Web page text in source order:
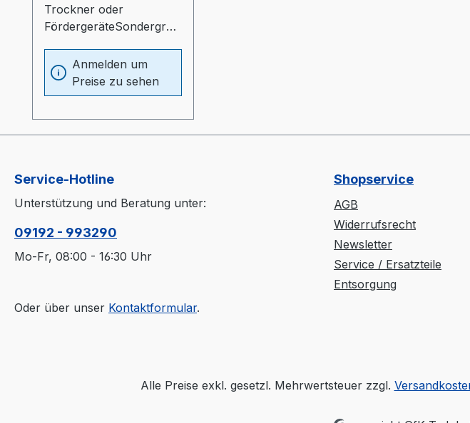
Trockner oder
FördergeräteSondergröß
Anmelden um
Preise zu sehen
Service-Hotline
Unterstützung und Beratung unter:
09192 - 993290
Mo-Fr, 08:00 - 16:30 Uhr
Oder über unser Kontaktformular.
Shopservice
AGB
Widerrufsrecht
Newsletter
Service / Ersatzteile
Entsorgung
Alle Preise exkl. gesetzl. Mehrwertsteuer zzgl.